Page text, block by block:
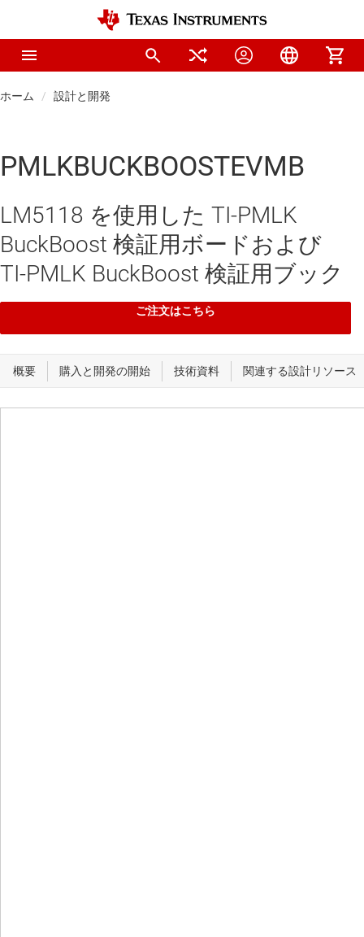
ホーム 設計と開発
PMLKBUCKBOOSTEVMB
LM5118 を使用した TI-PMLK
BuckBoost 検証用ボードおよび
TI-PMLK BuckBoost 検証用ブック
ご注文はこちら